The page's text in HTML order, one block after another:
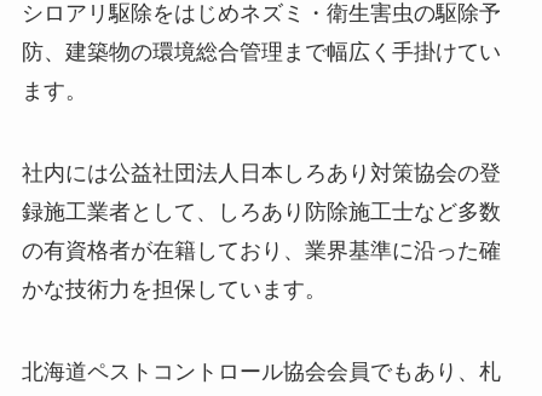
シロアリ駆除をはじめネズミ・衛生害虫の駆除予
防、建築物の環境総合管理まで幅広く手掛けてい
ます。
社内には公益社団法人日本しろあり対策協会の登
録施工業者として、しろあり防除施工士など多数
の有資格者が在籍しており、業界基準に沿った確
かな技術力を担保しています。
北海道ペストコントロール協会会員でもあり、札